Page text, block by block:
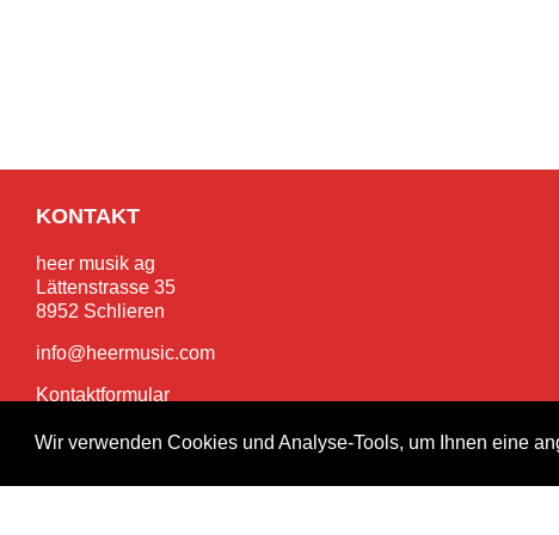
Wir verwenden Cookies und Analyse-Tools, um Ihnen eine
KONTAKT
heer musik ag
Lättenstrasse 35
8952 Schlieren
info@heermusic.com
Kontaktformular